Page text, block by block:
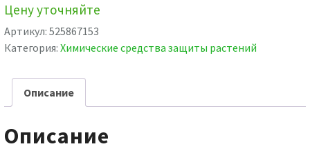
Цену уточняйте
Артикул: 525867153
Категория: Химические средства защиты растений
Описание
Описание